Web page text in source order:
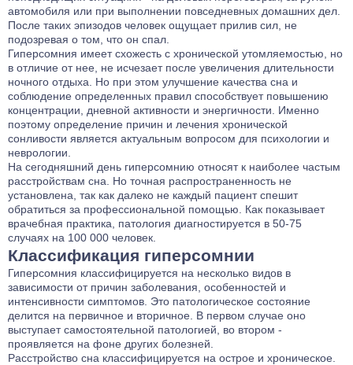
автомобиля или при выполнении повседневных домашних дел.
После таких эпизодов человек ощущает прилив сил, не
подозревая о том, что он спал.
Гиперсомния имеет схожесть с хронической утомляемостью, но
в отличие от нее, не исчезает после увеличения длительности
ночного отдыха. Но при этом улучшение качества сна и
соблюдение определенных правил способствует повышению
концентрации, дневной активности и энергичности. Именно
поэтому определение причин и лечения хронической
сонливости является актуальным вопросом для психологии и
неврологии.
На сегодняшний день гиперсомнию относят к наиболее частым
расстройствам сна. Но точная распространенность не
установлена, так как далеко не каждый пациент спешит
обратиться за профессиональной помощью. Как показывает
врачебная практика, патология диагностируется в 50-75
случаях на 100 000 человек.
Классификация гиперсомнии
Гиперсомния классифицируется на несколько видов в
зависимости от причин заболевания, особенностей и
интенсивности симптомов. Это патологическое состояние
делится на первичное и вторичное. В первом случае оно
выступает самостоятельной патологией, во втором -
проявляется на фоне других болезней.
Расстройство сна классифицируется на острое и хроническое.